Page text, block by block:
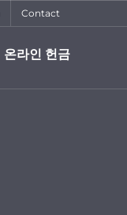
Contact
온라인 헌금